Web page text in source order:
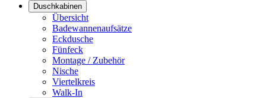
Duschkabinen
Übersicht
Badewannenaufsätze
Eckdusche
Fünfeck
Montage / Zubehör
Nische
Viertelkreis
Walk-In